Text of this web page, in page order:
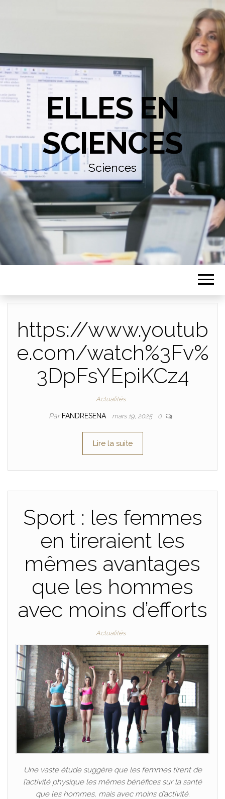
ELLES EN
SCIENCES
Sciences
https://www.youtub
e.com/watch%3Fv%
3DpFsYEpiKCz4
Actualités
Par FANDRESENA mars 19, 2025 0
Lire la suite
Sport : les femmes
en tireraient les
mêmes avantages
que les hommes
avec moins d’efforts
Actualités
Une vaste étude suggère que les femmes tirent de
l’activité physique les mêmes bénéfices sur la santé
que les hommes, mais avec moins d’activité.